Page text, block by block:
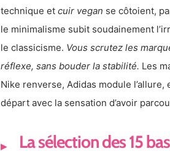
technique et cuir vegan se côtoient,
le minimalisme subit soudainement
le classicisme. Vous scrutez les
réflexe, sans bouder la stabilité. Les
Nike renverse, Adidas module
départ avec la sensation d’avoir
La sélection des 15